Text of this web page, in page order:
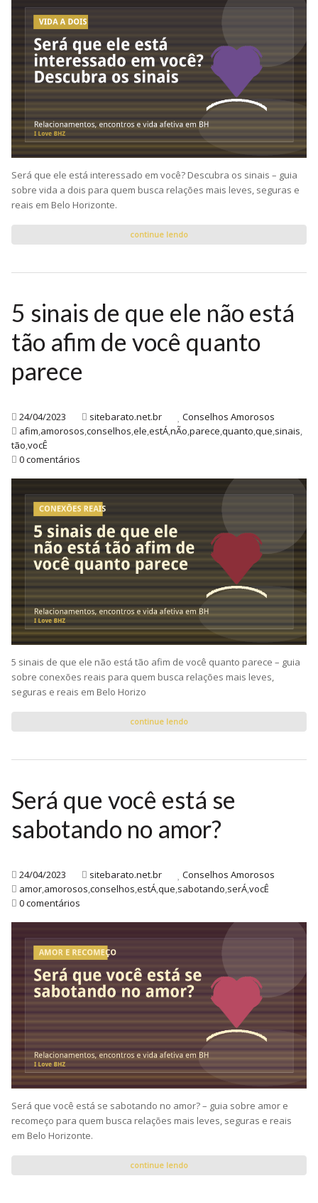
Será que ele está interessado em você? Descubra os sinais – guia
sobre vida a dois para quem busca relações mais leves, seguras e
reais em Belo Horizonte.
continue lendo
5 sinais de que ele não está
tão afim de você quanto
parece
24/04/2023 sitebarato.net.br
Conselhos Amorosos
afim,amorosos,conselhos,ele,estÁ,nÃo,parece,quanto,que,sinais,
tão,vocÊ
0 comentários
5 sinais de que ele não está tão afim de você quanto parece – guia
sobre conexões reais para quem busca relações mais leves,
seguras e reais em Belo Horizo
continue lendo
Será que você está se
sabotando no amor?
24/04/2023 sitebarato.net.br
Conselhos Amorosos
amor,amorosos,conselhos,estÁ,que,sabotando,serÁ,vocÊ
0 comentários
Será que você está se sabotando no amor? – guia sobre amor e
recomeço para quem busca relações mais leves, seguras e reais
em Belo Horizonte.
continue lendo